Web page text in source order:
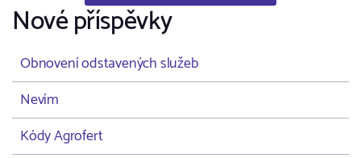
Nové příspěvky
Obnovení odstavených služeb
Nevím
Kódy Agrofert